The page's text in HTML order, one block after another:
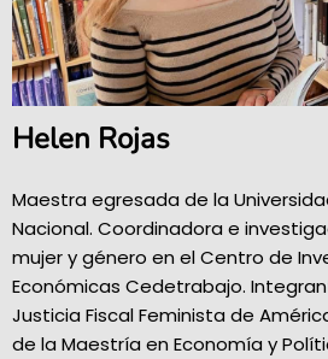
Helen Rojas
Maestra egresada de la
Nacional. Coordinadora e
mujer y género en el Centro de
Económicas Cedetrabajo.
Justicia Fiscal Feminista de
de la Maestría en Economía y